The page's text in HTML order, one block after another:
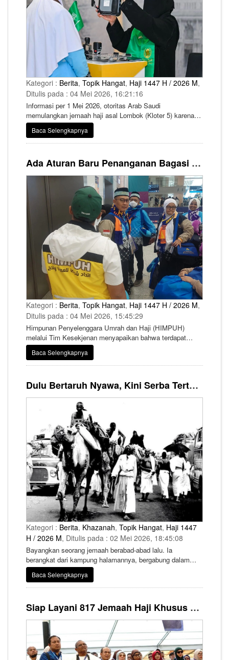
Kategori : Berita, Topik Hangat, Haji 1447 H / 2026 M,
Ditulis pada : 04 Mei 2026, 16:21:16
Informasi per 1 Mei 2026, otoritas Arab Saudi
memulangkan jemaah haji asal Lombok (Kloter 5) karena
masalah imigrasi, yaitu catatan overstay saat umrah tahun
2017.
Baca Selengkapnya
Ada Aturan Baru Penanganan Bagasi di Bandara Saudi, HIMPUH Minta PIHK Perhatikan Hal Ini
Kategori : Berita, Topik Hangat, Haji 1447 H / 2026 M,
Ditulis pada : 04 Mei 2026, 15:45:29
Himpunan Penyelenggara Umrah dan Haji (HIMPUH)
melalui Tim Kesekjenan menyapaikan bahwa terdapat
aturan baru terkait proses penanganan bagasi di Bandara
Arab Saudi.
Baca Selengkapnya
Dulu Bertaruh Nyawa, Kini Serba Tertata: Wajah Baru Perjalanan Haji
Kategori : Berita, Khazanah, Topik Hangat, Haji 1447
H / 2026 M, Ditulis pada : 02 Mei 2026, 18:45:08
Bayangkan seorang jemaah berabad-abad lalu. Ia
berangkat dari kampung halamannya, bergabung dalam
karavan, menembus gurun tanpa kepastian.
Baca Selengkapnya
Siap Layani 817 Jemaah Haji Khusus Tahun Ini, ESQ Tours Fokus pada Aspek Kesehatan dan Kenyamanan